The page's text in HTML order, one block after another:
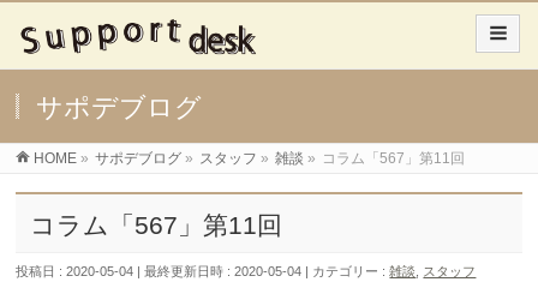
サポデブログ
HOME » サポデブログ » スタッフ » 雑談 » コラム「567」第11回
コラム「567」第11回
投稿日 : 2020-05-04 最終更新日時 : 2020-05-04 カテゴリー :雑談 スタッフ